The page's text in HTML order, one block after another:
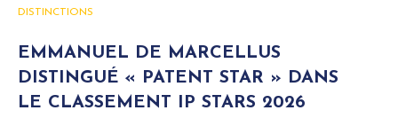
DISTINCTIONS
EMMANUEL DE MARCELLUS
DISTINGUÉ « PATENT STAR » DANS
LE CLASSEMENT IP STARS 2026